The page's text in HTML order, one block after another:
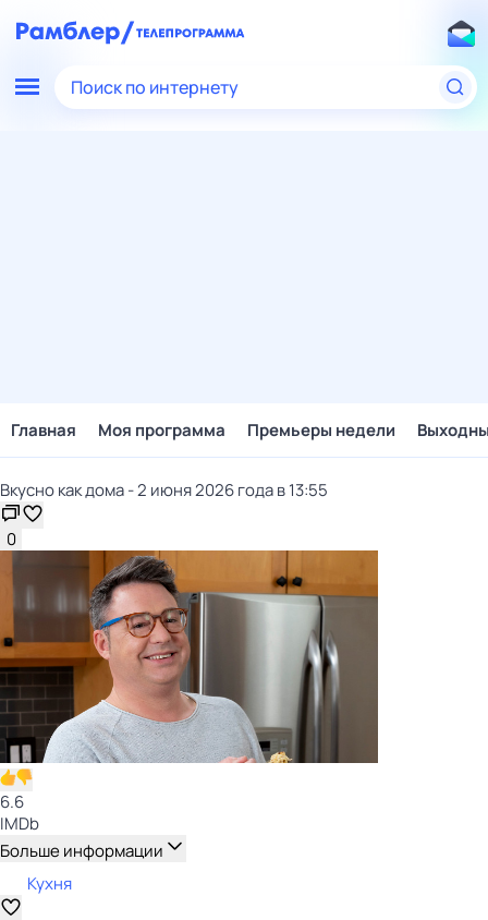
Поиск по интернету
Главная Моя программа Премьеры недели
Вкусно как дома - 2 июня 2026 года в 13:55
0
6.6
IMDb
Больше информации
Кухня